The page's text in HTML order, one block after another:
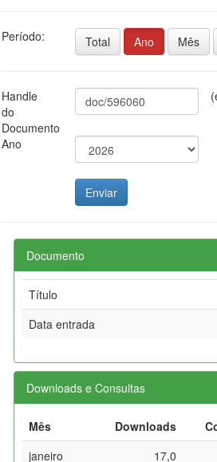
Período: Total Ano Mês
Handle
do
Documento
Ano
Documento
Título
Data entrada
Downloads e Consultas
Mês Downloads
janeiro
17,0